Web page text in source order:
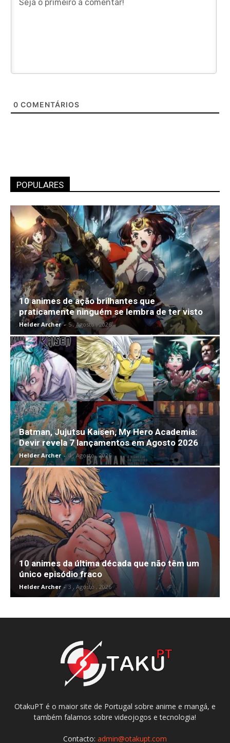
0 COMENTÁRIOS
POPULARES
10 animes de ação brilhantes que
praticamente ninguém se lembra de ter visto
Helder Archer - 5 , Agosto , 2026
Batman, Jujutsu Kaisen, My Hero Academia:
Devir revela 7 lançamentos em Agosto 2026
Helder Archer - 4 , Agosto , 2026
10 animes da última década que não têm um
único episódio fraco
Helder Archer - 3 , Agosto , 2026
OtakuPT é o maior site de Portugal sobre anime e mangá, e
também falamos sobre videojogos e tecnologia!
Contacto: admin@otakupt.com